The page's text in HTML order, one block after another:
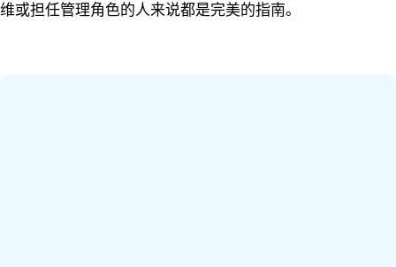
维或担任管理角色的人来说都是完美的指南。